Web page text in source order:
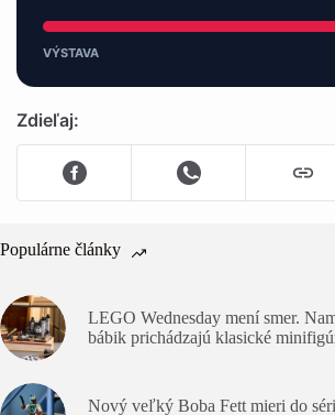
VÝSTAVA
Zdieľaj:
Populárne články
LEGO Wednesday mení smer.
bábik prichádzajú klasické
Nový veľký Boba Fett mieri do